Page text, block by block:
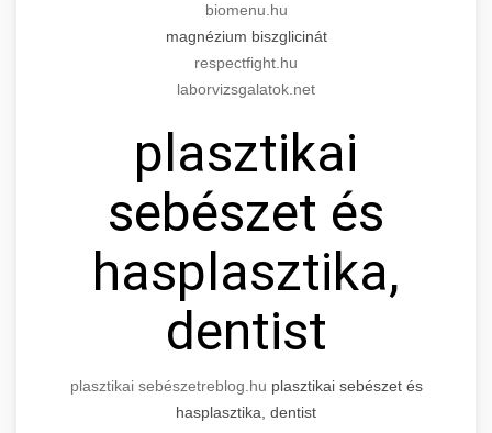
biomenu.hu
magnézium biszglicinát
respectfight.hu
laborvizsgalatok.net
plasztikai
sebészet és
hasplasztika,
dentist
plasztikai sebészetreblog.hu plasztikai sebészet és
hasplasztika, dentist